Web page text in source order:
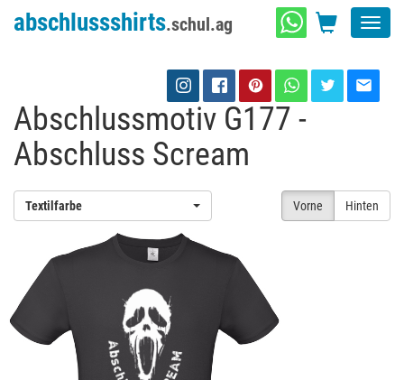
abschlussshirts.schul.ag
Abschlussmotiv G177 -
Abschluss Scream
Vorne Hinten
Textilfarbe